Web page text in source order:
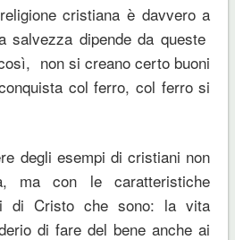
cristiana è davvero a
salvezza dipende da queste
non si creano certo buoni
col ferro, col ferro si
degli esempi di cristiani non
ma con le caratteristiche
di Cristo che sono: la vita
di fare del bene anche ai